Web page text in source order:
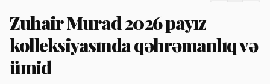
Zuhair Murad 2026 payız
kolleksiyasında qəhrəmanlıq və
ümid